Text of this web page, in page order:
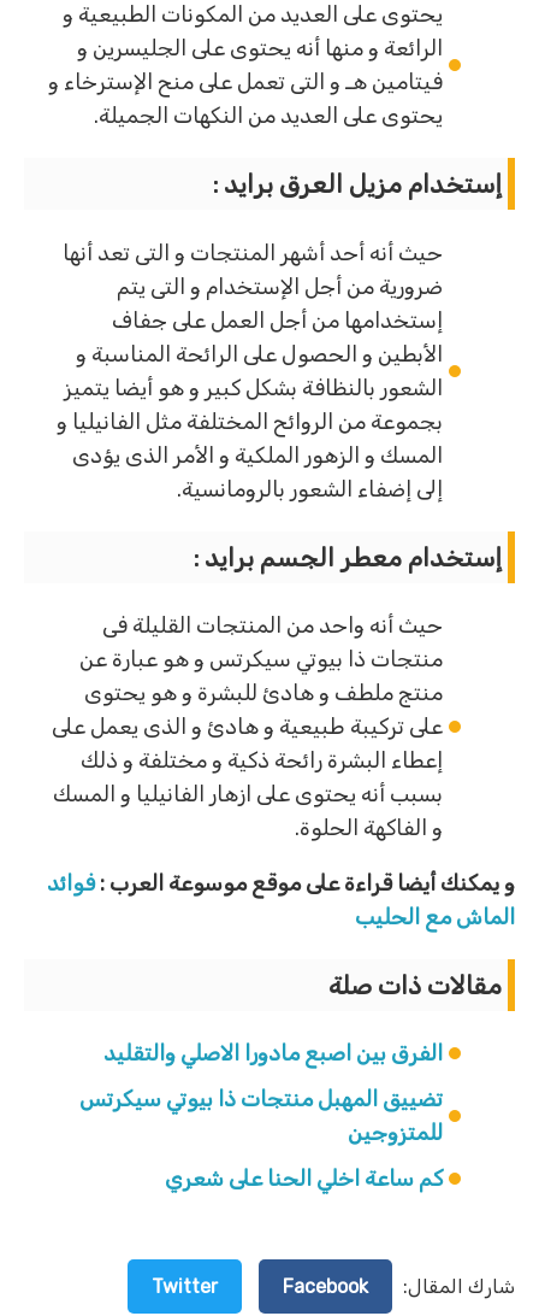
يحتوى على العديد من المكونات الطبيعية و
الرائعة و منها أنه يحتوى على الجليسرين و
فيتامين هـ و التى تعمل على منح الإسترخاء و
يحتوى على العديد من النكهات الجميلة.
إستخدام مزيل العرق برايد :
حيث أنه أحد أشهر المنتجات و التى تعد أنها
ضرورية من أجل الإستخدام و التى يتم
إستخدامها من أجل العمل على جفاف
الأبطين و الحصول على الرائحة المناسبة و
الشعور بالنظافة بشكل كبير و هو أيضا يتميز
بجموعة من الروائح المختلفة مثل الفانيليا و
المسك و الزهور الملكية و الأمر الذى يؤدى
إلى إضفاء الشعور بالرومانسية.
إستخدام معطر الجسم برايد :
حيث أنه واحد من المنتجات القليلة فى
منتجات ذا بيوتي سيكرتس و هو عبارة عن
منتج ملطف و هادئ للبشرة و هو يحتوى
على تركيبة طبيعية و هادئ و الذى يعمل على
إعطاء البشرة رائحة ذكية و مختلفة و ذلك
بسبب أنه يحتوى على ازهار الفانيليا و المسك
و الفاكهة الحلوة.
و يمكنك أيضا قراءة على موقع موسوعة العرب :فوائد
الماش مع الحليب
مقالات ذات صلة
الفرق بين اصبع مادورا الاصلي والتقليد
تضييق المهبل منتجات ذا بيوتي سيكرتس
للمتزوجين
كم ساعة اخلي الحنا على شعري
شارك المقال: Facebook
Twitter